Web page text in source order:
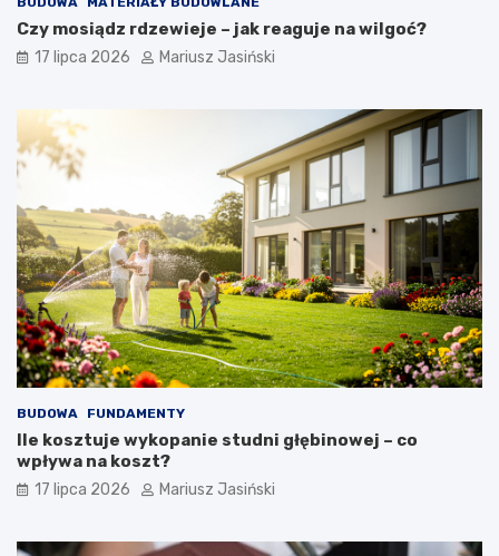
Czy mosiądz rdzewieje – jak reaguje na wilgoć?
17 lipca 2026 Mariusz Jasiński
BUDOWA FUNDAMENTY
Ile kosztuje wykopanie studni głębinowej – co
wpływa na koszt?
17 lipca 2026 Mariusz Jasiński